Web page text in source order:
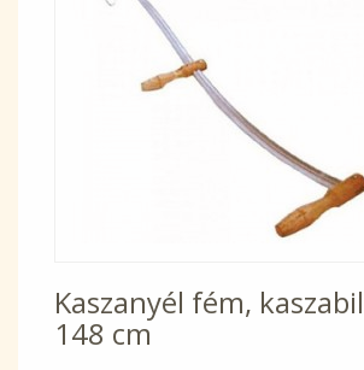
Kaszanyél fém,
148 cm